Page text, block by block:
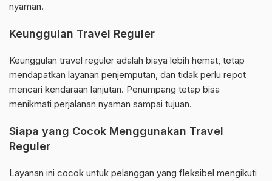
nyaman.
Keunggulan Travel Reguler
Keunggulan travel reguler adalah biaya lebih hemat, tetap
mendapatkan layanan penjemputan, dan tidak perlu repot
mencari kendaraan lanjutan. Penumpang tetap bisa
menikmati perjalanan nyaman sampai tujuan.
Siapa yang Cocok Menggunakan Travel
Reguler
Layanan ini cocok untuk pelanggan yang fleksibel mengikuti